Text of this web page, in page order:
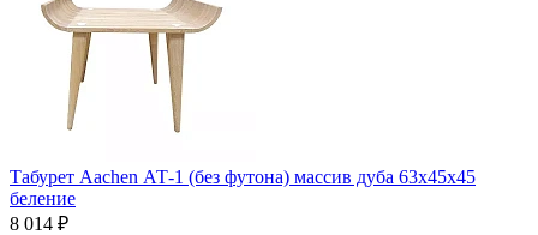
Табурет Aachen АТ-1 (без футона) массив дуба 63х45х45
беление
8 014 ₽